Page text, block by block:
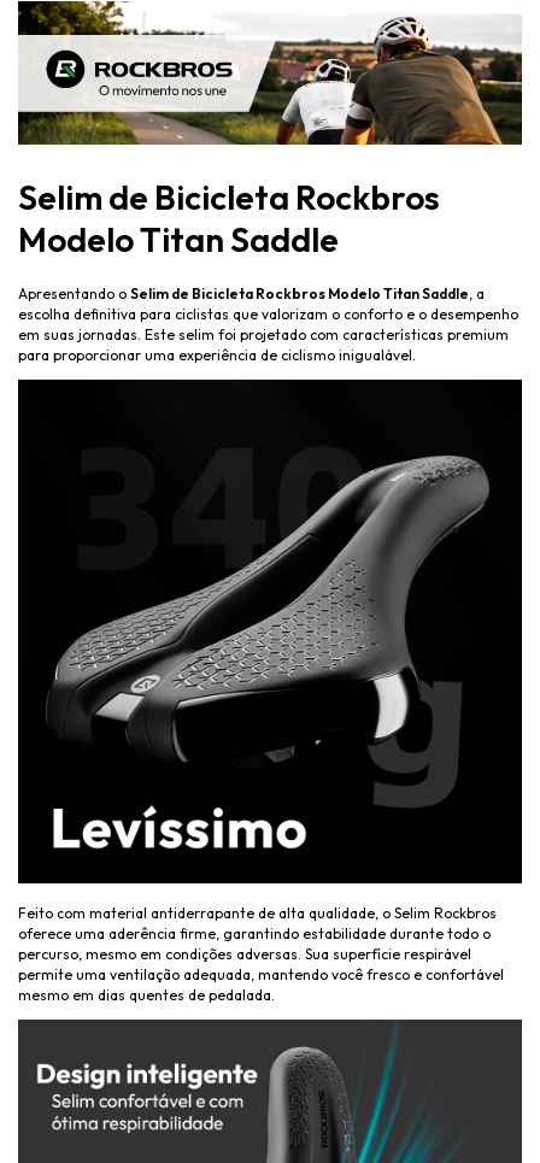
Selim de Bicicleta Rockbros
Modelo Titan Saddle
Apresentando o Selim de Bicicleta Rockbros Modelo Titan Saddle , a
escolha definitiva para ciclistas que valorizam o conforto e o desempenho
em suas jornadas. Este selim foi projetado com características premium
para proporcionar uma experiência de ciclismo inigualável.
Feito com material antiderrapante de alta qualidade, o Selim Rockbros
oferece uma aderência firme, garantindo estabilidade durante todo o
percurso, mesmo em condições adversas. Sua superfície respirável
permite uma ventilação adequada, mantendo você fresco e confortável
mesmo em dias quentes de pedalada.